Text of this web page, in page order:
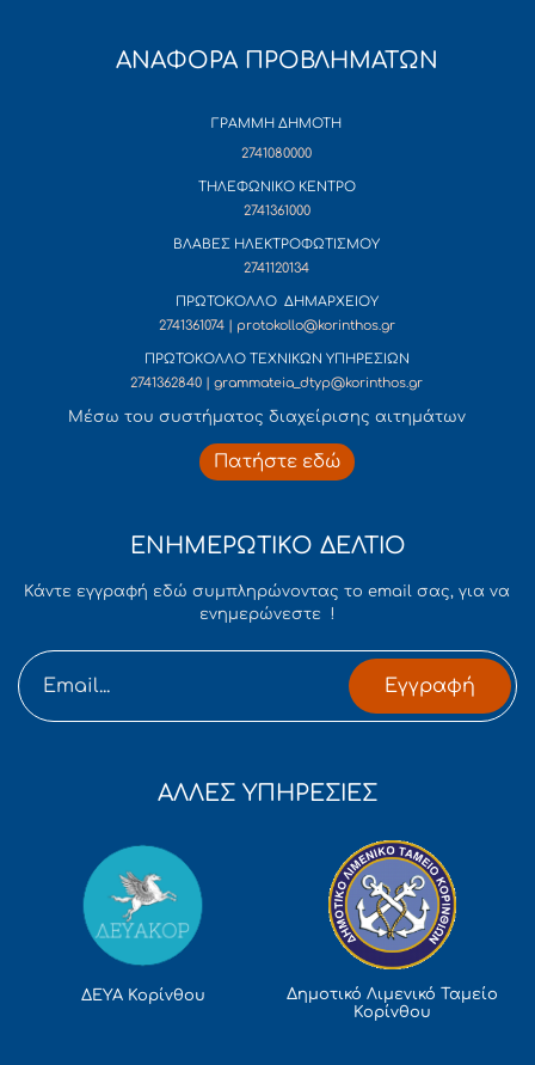
ΑΝΑΦΟΡΑ ΠΡΟΒΛΗΜΑΤΩΝ
ΓΡΑΜΜΗ ΔΗΜΟΤΗ
2741080000
ΤΗΛΕΦΩΝΙΚΟ ΚΕΝΤΡΟ
2741361000
ΒΛΑΒΕΣ ΗΛΕΚΤΡΟΦΩΤΙΣΜΟΥ
2741120134
ΠΡΩΤΟΚΟΛΛΟ ΔΗΜΑΡΧΕΙΟΥ
2741361074 | protokollo@korinthos.gr
ΠΡΩΤΟΚΟΛΛΟ ΤΕΧΝΙΚΩΝ ΥΠΗΡΕΣΙΩΝ
2741362840 | grammateia_dtyp@korinthos.gr
Mέσω του συστήματος διαχείρισης αιτημάτων
Πατήστε εδώ
ΕΝΗΜΕΡΩΤΙΚΟ ΔΕΛΤΙΟ
Κάντε εγγραφή εδώ συμπληρώνοντας το email σας, για να
ενημερώνεστε !
Εγγραφή
ΑΛΛΕΣ ΥΠΗΡΕΣΙΕΣ
ΔΕΥΑ Κορίνθου
Δημοτικό Λιμενικό Ταμείο
Κορίνθου